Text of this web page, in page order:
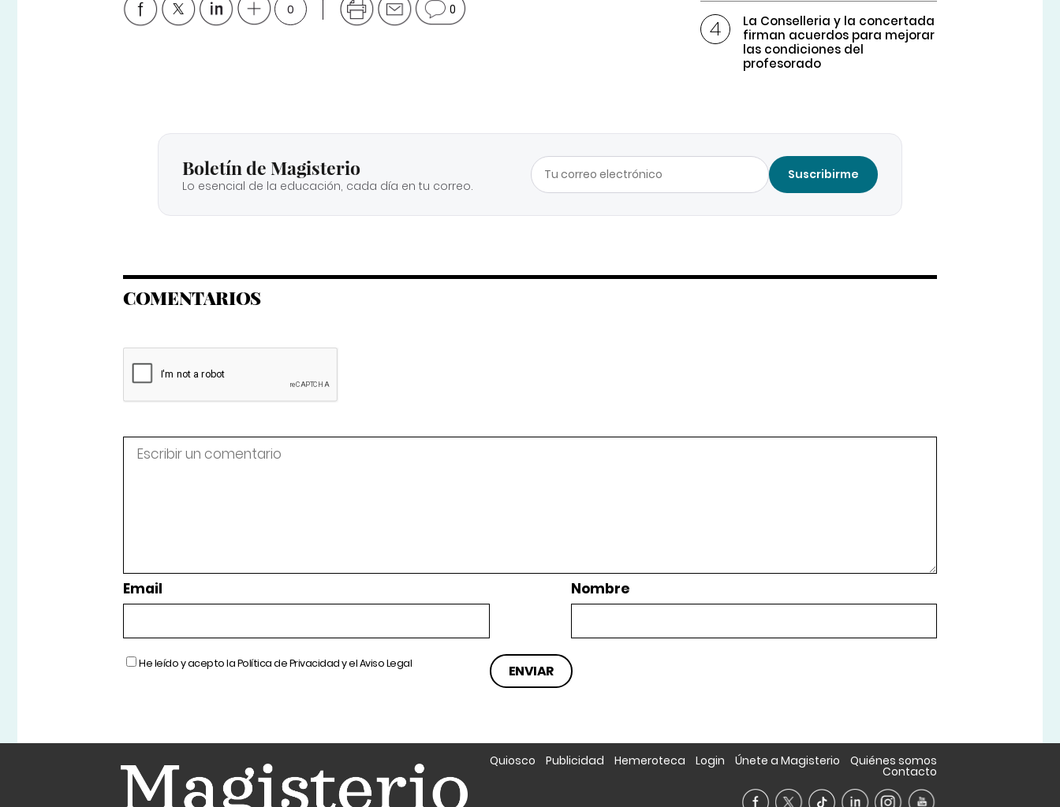
0 0
La Conselleria y la concertada
firman acuerdos para mejorar
las condiciones del
profesorado
Boletín de Magisterio
Lo esencial de la educación, cada día en tu correo.
Suscribirme
COMENTARIOS
Email Nombre
He leído y acepto laPolítica de Privacidady elAviso Legal
Quiosco Publicidad Hemeroteca Login Únete a Magisterio Quiénes somos
Contacto